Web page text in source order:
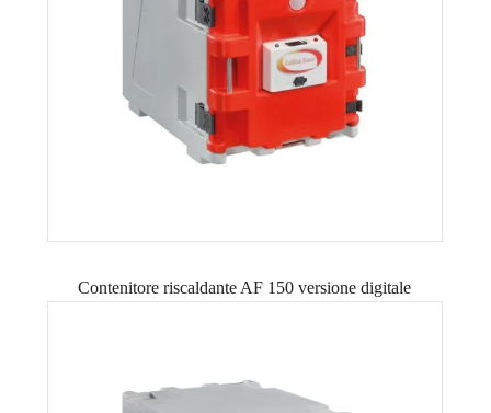
Contenitore riscaldante AF 150 versione digitale